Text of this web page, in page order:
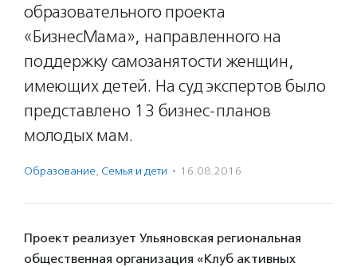
образовательного проекта
«БизнесМама», направленного на
поддержку самозанятости женщин,
имеющих детей. На суд экспертов было
представлено 13 бизнес-планов
молодых мам.
Образование, Семья и дети · 16.08.2016
Проект реализует Ульяновская региональная
общественная организация «Клуб активных